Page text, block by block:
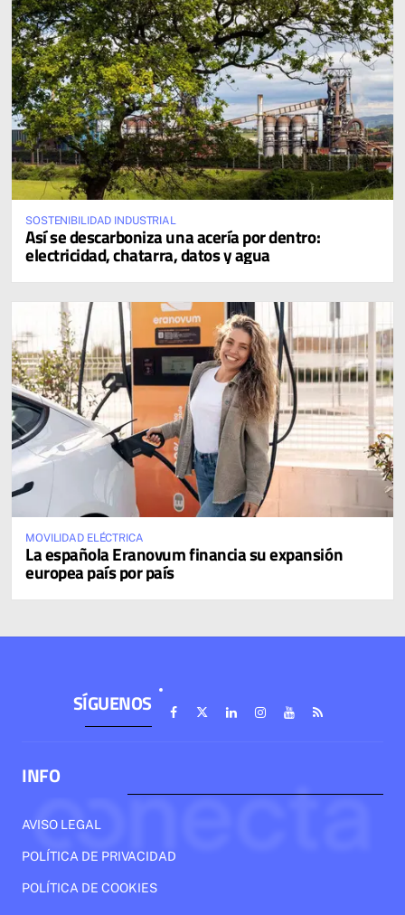
SOSTENIBILIDAD INDUSTRIAL
Así se descarboniza una acería por dentro:
electricidad, chatarra, datos y agua
MOVILIDAD ELÉCTRICA
La española Eranovum financia su expansión
europea país por país
SÍGUENOS
INFO
AVISO LEGAL
POLÍTICA DE PRIVACIDAD
POLÍTICA DE COOKIES